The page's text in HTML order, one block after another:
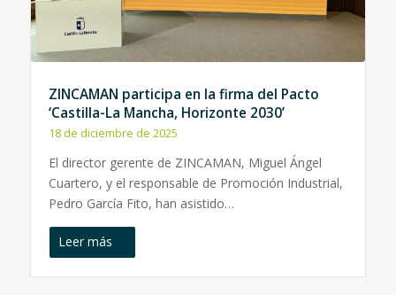
ZINCAMAN participa en la firma del Pacto
‘Castilla-La Mancha, Horizonte 2030’
18 de diciembre de 2025
El director gerente de ZINCAMAN, Miguel Ángel
Cuartero, y el responsable de Promoción Industrial,
Pedro García Fito, han asistido…
Leer más